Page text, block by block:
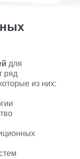
для
ряд
из них: